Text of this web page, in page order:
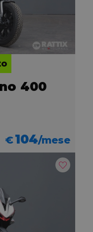
400
€104/mese